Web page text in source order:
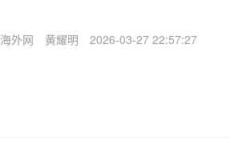
海外网 黄耀明 2026-03-27 22:57:27